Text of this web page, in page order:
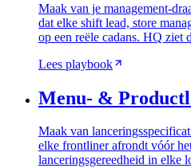
Maak van je management-
dat elke shift lead, store
op een reële cadans. HQ ziet
Lees playbook
Menu- &
Maak van
elke frontliner afrondt vóór
lanceringsgereedheid in elke